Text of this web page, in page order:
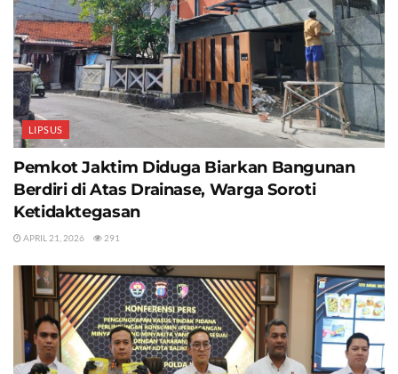
LIPSUS
Pemkot Jaktim Diduga Biarkan Bangunan
Berdiri di Atas Drainase, Warga Soroti
Ketidaktegasan
APRIL 21, 2026 291